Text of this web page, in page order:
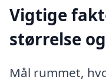
Vigtige
størrelse
Mål rummet,